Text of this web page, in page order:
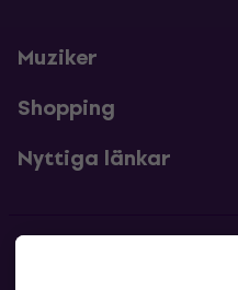
Muziker
Shopping
Nyttiga länkar